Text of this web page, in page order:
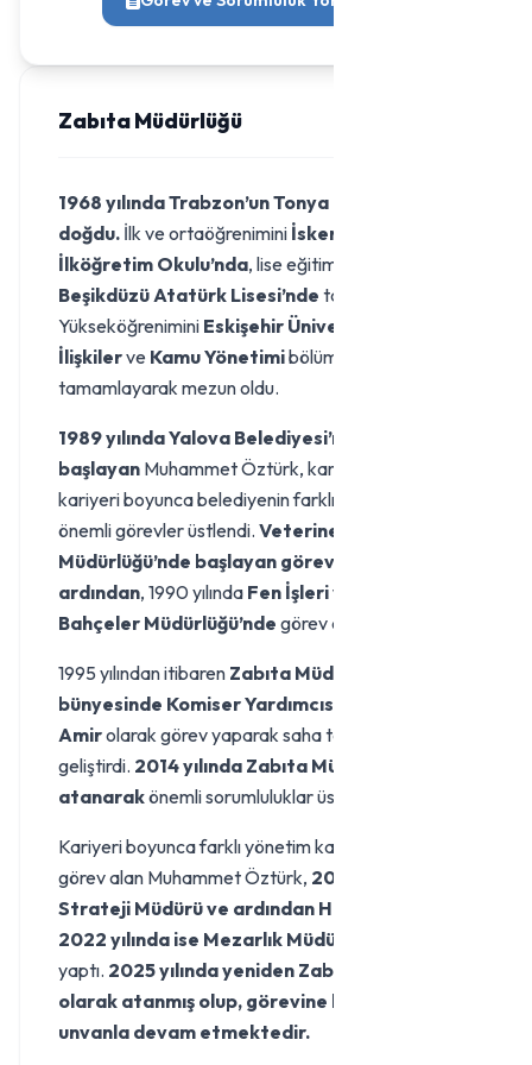
Zabıta Müdürlüğü
1968 yılında Trabzon’un Tonya ilçesinde
doğdu. İlk ve ortaöğrenimini İskenderli
İlköğretim Okulu’nda, lise eğitimini ise
Beşikdüzü Atatürk Lisesi’nde tamamladı.
Yükseköğrenimini Eskişehir Üniversitesi Halkla
İlişkilerve Kamu Yönetimibölümlerinde
tamamlayarak mezun oldu.
1989 yılında Yalova Belediyesi’nde göreve
başlayan Muhammet Öztürk, kamu hizmeti
kariyeri boyunca belediyenin farklı birimlerinde
önemli görevler üstlendi. Veteriner İşleri
Müdürlüğü’nde başlayan görev sürecinin
ardından, 1990 yılında Fen İşleri ve Park
Bahçeler Müdürlüğü’nde görev aldı.
1995 yılından itibaren Zabıta Müdürlüğü
bünyesinde Komiser Yardımcısı, Komiser ve
Amirolarak görev yaparak saha tecrübesini
geliştirdi. 2014 yılında Zabıta Müdürü olarak
atanarakönemli sorumluluklar üstlendi.
Kariyeri boyunca farklı yönetim kademelerinde de
görev alan Muhammet Öztürk, 2018 yılında
Strateji Müdürü ve ardından Hal Müdürü
2022 yılında ise Mezarlık Müdürü
yaptı. 2025 yılında yeniden Zabıta Müdürü
olarak atanmış olup, görevine halen bu
unvanla devam etmektedir.